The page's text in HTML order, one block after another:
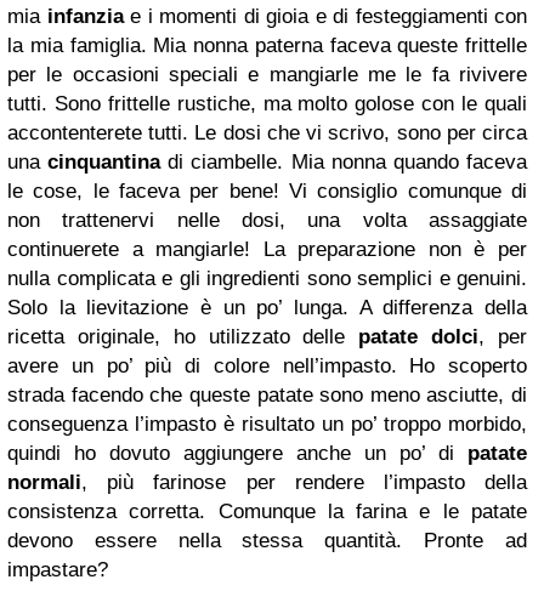
mia infanziae i momenti di gioia e di festeggiamenti con
la mia famiglia. Mia nonna paterna faceva queste frittelle
per le occasioni speciali e mangiarle me le fa rivivere
tutti. Sono frittelle rustiche, ma molto golose con le quali
accontenterete tutti. Le dosi che vi scrivo, sono per circa
unacinquantinadi ciambelle. Mia nonna quando faceva
le cose, le faceva per bene! Vi consiglio comunque di
non trattenervi nelle dosi, una volta assaggiate
continuerete a mangiarle! La preparazione non è per
nulla complicata e gli ingredienti sono semplici e genuini.
Solo la lievitazione è un po’ lunga. A differenza della
ricetta originale, ho utilizzato delle patate dolci, per
avere un po’ più di colore nell’impasto. Ho scoperto
strada facendo che queste patate sono meno asciutte, di
conseguenza l’impasto è risultato un po’ troppo morbido,
quindi ho dovuto aggiungere anche un po’ di patate
normali, più farinose per rendere l’impasto della
consistenza corretta. Comunque la farina e le patate
devono essere nella stessa quantità. Pronte ad
impastare?